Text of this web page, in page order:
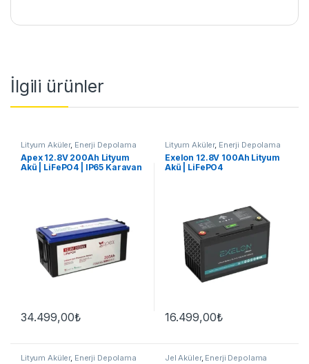
İlgili ürünler
Lityum Aküler, Enerji Depolama
Apex 12.8V 200Ah Lityum
Akü | LiFePO4 | IP65 Karavan
34.499,00₺
Lityum Aküler, Enerji Depolama
Exelon 12.8V 100Ah Lityum
Akü | LiFePO4
16.499,00₺
Lityum Aküler, Enerji Depolama Jel Aküler, Enerji Depolama